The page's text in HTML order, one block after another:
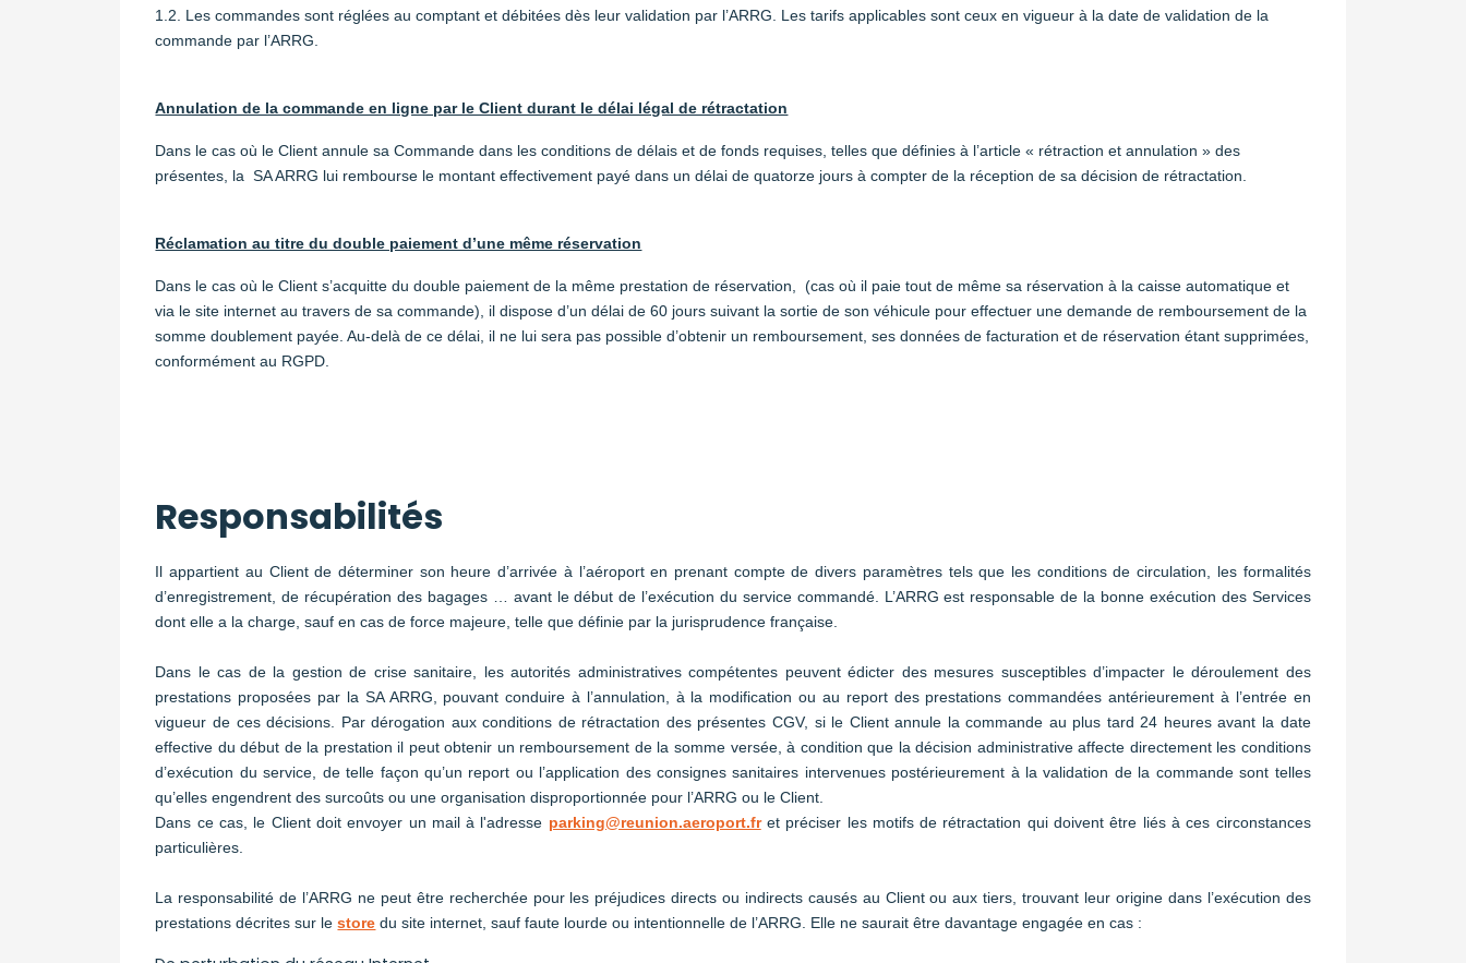
1.2. Les commandes sont réglées au comptant et débitées dès leur validation par l’ARRG. Les tarifs applicables sont ceux en vigueur à la date de validation de la
commande par l’ARRG.
Annulation de la commande en ligne par le Client durant le délai légal de rétractation
Dans le cas où le Client annule sa Commande dans les conditions de délais et de fonds requises, telles que définies à l’article « rétraction et annulation » des
présentes, la SA ARRG lui rembourse le montant effectivement payé dans un délai de quatorze jours à compter de la réception de sa décision de rétractation.
Réclamation au titre du double paiement d’une même réservation
Dans le cas où le Client s’acquitte du double paiement de la même prestation de réservation, (cas où il paie tout de même sa réservation à la caisse automatique et
via le site internet au travers de sa commande), il dispose d’un délai de 60 jours suivant la sortie de son véhicule pour effectuer une demande de remboursement de la
somme doublement payée. Au-delà de ce délai, il ne lui sera pas possible d’obtenir un remboursement, ses données de facturation et de réservation étant supprimées,
conformément au RGPD.
Responsabilités
Il appartient au Client de déterminer son heure d’arrivée à l’aéroport en prenant compte de divers paramètres tels que les conditions de circulation, les formalités
d’enregistrement, de récupération des bagages … avant le début de l’exécution du service commandé. L’ARRG est responsable de la bonne exécution des Services
dont elle a la charge, sauf en cas de force majeure, telle que définie par la jurisprudence française.
Dans le cas de la gestion de crise sanitaire, les autorités administratives compétentes peuvent édicter des mesures susceptibles d’impacter le déroulement des
prestations proposées par la SA ARRG, pouvant conduire à l’annulation, à la modification ou au report des prestations commandées antérieurement à l’entrée en
vigueur de ces décisions. Par dérogation aux conditions de rétractation des présentes CGV, si le Client annule la commande au plus tard 24 heures avant la date
effective du début de la prestation il peut obtenir un remboursement de la somme versée, à condition que la décision administrative affecte directement les conditions
d’exécution du service, de telle façon qu’un report ou l’application des consignes sanitaires intervenues postérieurement à la validation de la commande sont telles
qu’elles engendrent des surcoûts ou une organisation disproportionnée pour l’ARRG ou le Client.
Dans ce cas, le Client doit envoyer un mail à l'adresse parking@reunion.aeroport.fret préciser les motifs de rétractation qui doivent être liés à ces circonstances
particulières.
La responsabilité de l’ARRG ne peut être recherchée pour les préjudices directs ou indirects causés au Client ou aux tiers, trouvant leur origine dans l’exécution des
prestations décrites sur lestore du site internet, sauf faute lourde ou intentionnelle de l’ARRG. Elle ne saurait être davantage engagée en cas :